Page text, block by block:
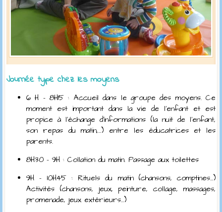
Journée type chez les moyens
6 H – 8H15 : Accueil dans le groupe des moyens. Ce
moment est important dans la vie de l’enfant et est
propice à l’échange d’informations (la nuit de l’enfant,
son repas du matin,…) entre les éducatrices et les
parents.
8H30 – 9H : Collation du matin. Passage aux toilettes
9H – 10H45 : Rituels du matin (chansons, comptines…)
Activités (chansons, jeux, peinture, collage, massages,
promenade, jeux extérieurs…)